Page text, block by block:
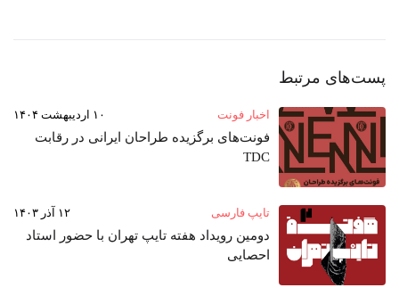
پست‌های مرتبط
اخبار فونت ۱۰ اردیبهشت ۱۴۰۴
فونت‌های برگزیده طراحان ایرانی در رقابت
TDC
تایپ فارسی ۱۲ آذر ۱۴۰۳
دومین رویداد هفته‌ تایپ تهران با حضور استاد
احصایی